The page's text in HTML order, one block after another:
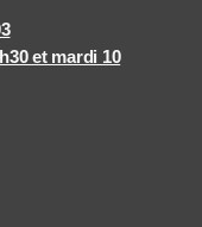
et mardi 10